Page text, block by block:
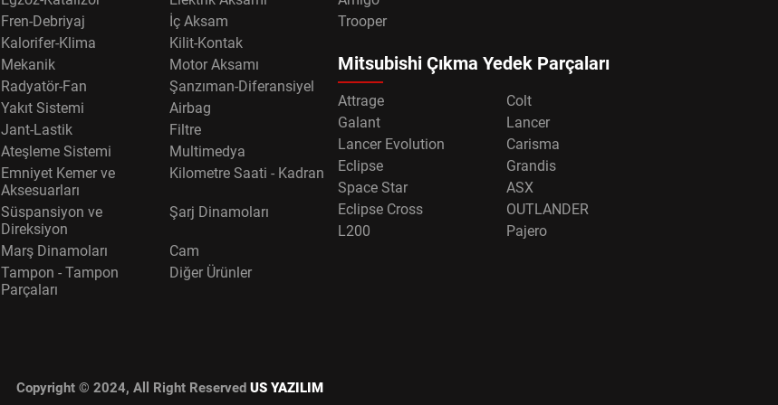
Fren-Debriyaj
İç Aksam
Kalorifer-Klima
Kilit-Kontak
Mekanik
Motor Aksamı
Radyatör-Fan
Şanzıman-Diferansiyel
Yakıt Sistemi
Airbag
Jant-Lastik
Filtre
Ateşleme Sistemi
Multimedya
Emniyet Kemer ve
Aksesuarları
Kilometre Saati - Kadran
Süspansiyon ve
Direksiyon
Şarj Dinamoları
Marş Dinamoları
Cam
Tampon - Tampon
Parçaları
Diğer Ürünler
Trooper
Mitsubishi Çıkma Yedek Parçaları
Attrage
Colt
Galant
Lancer
Lancer Evolution
Carisma
Eclipse
Grandis
Space Star
ASX
Eclipse Cross
OUTLANDER
L200
Pajero
Copyright © 2024, All Right Reserved US YAZILIM